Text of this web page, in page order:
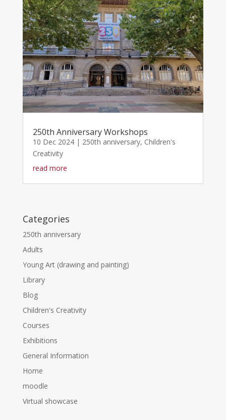
250th Anniversary Workshops
10 Dec 2024| 250th anniversary, Children's
Creativity
read more
Categories
250th anniversary
Adults
Young Art (drawing and painting)
Library
Blog
Children's Creativity
Courses
Exhibitions
General Information
Home
moodle
Virtual showcase